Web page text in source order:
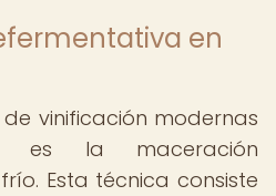
en
vinificación modernas
es la maceración
Esta técnica consiste